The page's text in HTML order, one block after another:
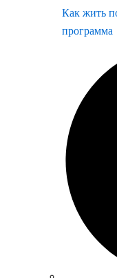
Как жить
программа